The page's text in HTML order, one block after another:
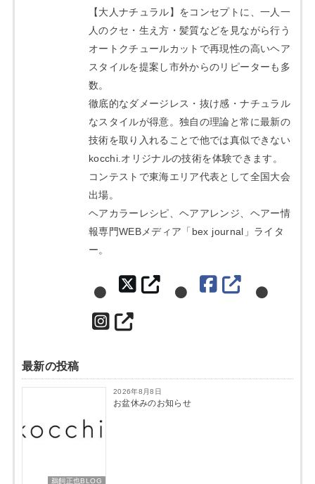
【大人ナチュラル】をコンセプトに、一人一
人のクセ・生え方・髪質などを見ながら行う
オートクチュールカットで再現性の高いヘア
スタイルを提案し市外からのリピーターも多
数。
徹底的なダメージレス・抜け感・ナチュラル
なスタイルが得意。独自の理論と常に最新の
技術を取り入れることで他では真似できない
kocchi.オリジナルの技術を体験できます。
コンテストで東海エリア代表として全国大会
出場。
ヘアカラーレシピ、ヘアアレンジ、ヘアー情
報専門WEBメディア「bex journal」ライタ
ー。
最新の投稿
鵜飼正也BLOG
2026年8月8日
お盆休みのお知らせ